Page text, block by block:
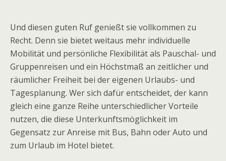
Und diesen guten Ruf genießt sie vollkommen zu
Recht. Denn sie bietet weitaus mehr individuelle
Mobilität und persönliche Flexibilität als Pauschal- und
Gruppenreisen und ein Höchstmaß an zeitlicher und
räumlicher Freiheit bei der eigenen Urlaubs- und
Tagesplanung. Wer sich dafür entscheidet, der kann
gleich eine ganze Reihe unterschiedlicher Vorteile
nutzen, die diese Unterkunftsmöglichkeit im
Gegensatz zur Anreise mit Bus, Bahn oder Auto und
zum Urlaub im Hotel bietet.